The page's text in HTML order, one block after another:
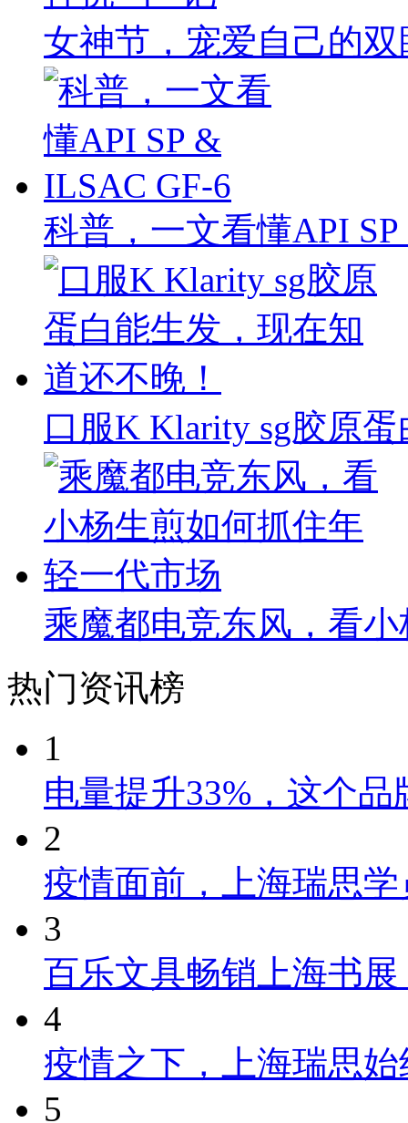
女神节，宠爱自己的
科普，一文看懂API
口服K Klarity sg胶原
乘魔都电竞东风，看
热门资讯榜
1
电量提升33%，这个
2
疫情面前，上海瑞思
3
百乐文具畅销上海书
4
疫情之下，上海瑞思
5